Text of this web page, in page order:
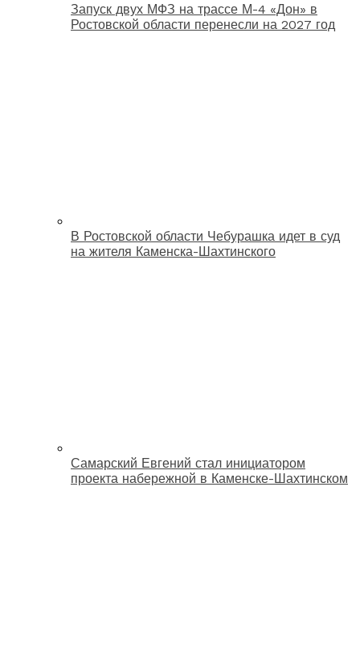
Запуск двух МФЗ на трассе М-4 «Дон» в
Ростовской области перенесли на 2027 год
В Ростовской области Чебурашка идет в суд
на жителя Каменска-Шахтинского
Самарский Евгений стал инициатором
проекта набережной в Каменске-Шахтинском